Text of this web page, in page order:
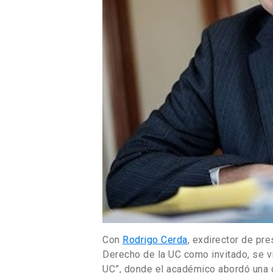
Con Rodrigo Cerda, exdirector de
Derecho de la UC como invitado, se
UC”, donde el académico abordó